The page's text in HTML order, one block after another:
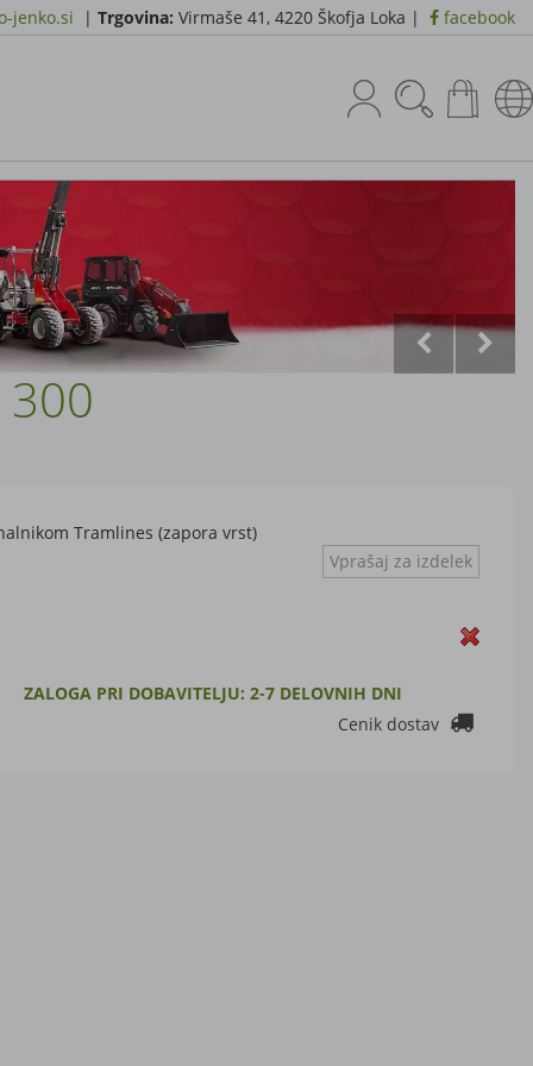
jenko.si | Trgovina: Virmaše 41, 4220 Škofja Loka | facebook
Tramlines (zapora vrst)
Vprašaj za izdelek
ZALOGA PRI DOBAVITELJU: 2-7 DELOVNIH DNI
Cenik dostav